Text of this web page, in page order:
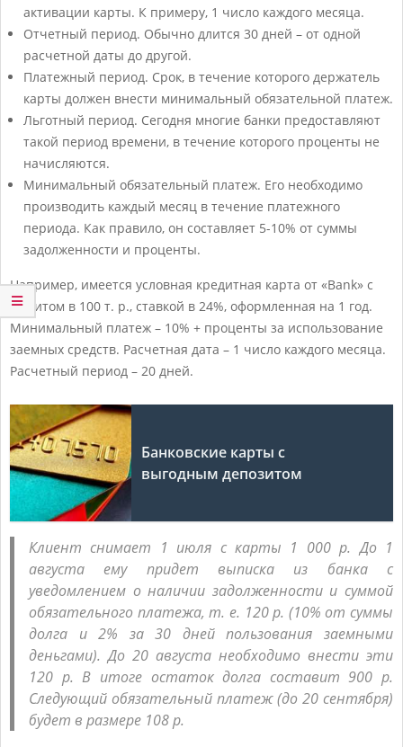
активации карты. К примеру, 1 число каждого месяца.
Отчетный период. Обычно длится 30 дней – от одной
расчетной даты до другой.
Платежный период. Срок, в течение которого держатель
карты должен внести минимальный обязательной платеж.
Льготный период. Сегодня многие банки предоставляют
такой период времени, в течение которого проценты не
начисляются.
Минимальный обязательный платеж. Его необходимо
производить каждый месяц в течение платежного
периода. Как правило, он составляет 5-10% от суммы
задолженности и проценты.
Например, имеется условная кредитная карта от «Bank» с
лимитом в 100 т. р., ставкой в 24%, оформленная на 1 год.
Минимальный платеж – 10% + проценты за использование
заемных средств. Расчетная дата – 1 число каждого месяца.
Расчетный период – 20 дней.
Банковские карты с
выгодным депозитом
Клиент снимает 1 июля с карты 1 000 р. До 1
августа ему придет выписка из банка с
уведомлением о наличии задолженности и суммой
обязательного платежа, т. е. 120 р. (10% от суммы
долга и 2% за 30 дней пользования заемными
деньгами). До 20 августа необходимо внести эти
120 р. В итоге остаток долга составит 900 р.
Следующий обязательный платеж (до 20 сентября)
будет в размере 108 р.